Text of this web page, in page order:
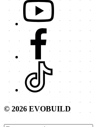
© 2026 EVOBUILD